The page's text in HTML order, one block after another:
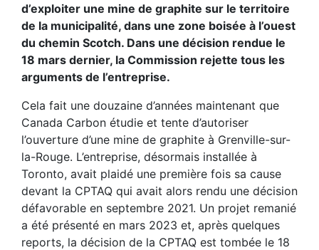
d’exploiter une mine de graphite sur le territoire
de la municipalité, dans une zone boisée à l’ouest
du chemin Scotch. Dans une décision rendue le
18 mars dernier, la Commission rejette tous les
arguments de l’entreprise.
Cela fait une douzaine d’années maintenant que
Canada Carbon étudie et tente d’autoriser
l’ouverture d’une mine de graphite à Grenville-sur-
la-Rouge. L’entreprise, désormais installée à
Toronto, avait plaidé une première fois sa cause
devant la CPTAQ qui avait alors rendu une décision
défavorable en septembre 2021. Un projet remanié
a été présenté en mars 2023 et, après quelques
reports, la décision de la CPTAQ est tombée le 18